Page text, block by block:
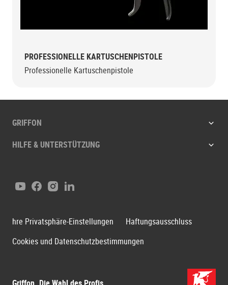
PROFESSIONELLE KARTUSCHENPISTOLE
Professionelle Kartuschenpistole
GRIFFON
HILFE & UNTERSTÜTZUNG
Griffon. Die Wahl des Profis.
YoutubeFacebook
Instagram
LinkedIn
hre Privatsphäre-Einstellungen
Haftungsausschluss
Cookies und Datenschutzbestimmungen